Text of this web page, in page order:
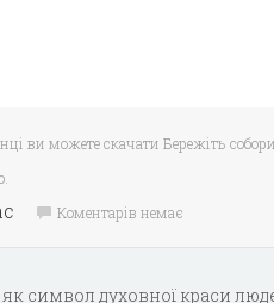
ви можете скачати Бережіть
Коментарів немає
символ духовної краси